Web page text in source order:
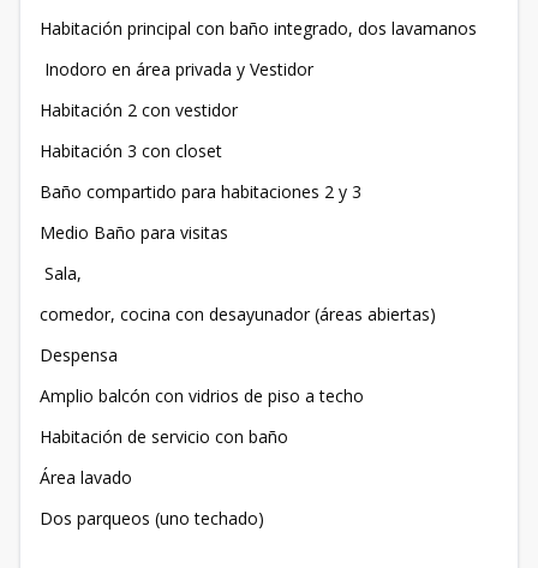
Habitación principal con baño integrado, dos lavamanos
Inodoro en área privada y Vestidor
Habitación 2 con vestidor​
Habitación 3 con closet
Baño compartido para habitaciones 2 y 3
Medio Baño para visitas
Sala,
comedor, cocina con desayunador (áreas abiertas)
Despensa
Amplio balcón con vidrios de piso a techo
Habitación de servicio con baño
Área lavado
Dos parqueos (uno techado)